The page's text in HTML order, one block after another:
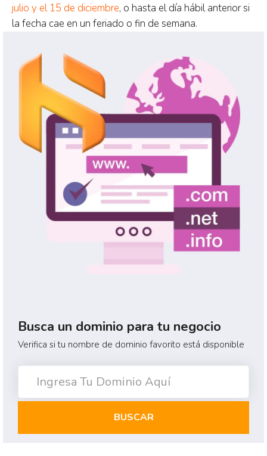
julio y el 15 de diciembre, o hasta el día hábil anterior si
la fecha cae en un feriado o fin de semana.
Busca un dominio para tu negocio
Verifica si tu nombre de dominio favorito está disponible
BUSCAR